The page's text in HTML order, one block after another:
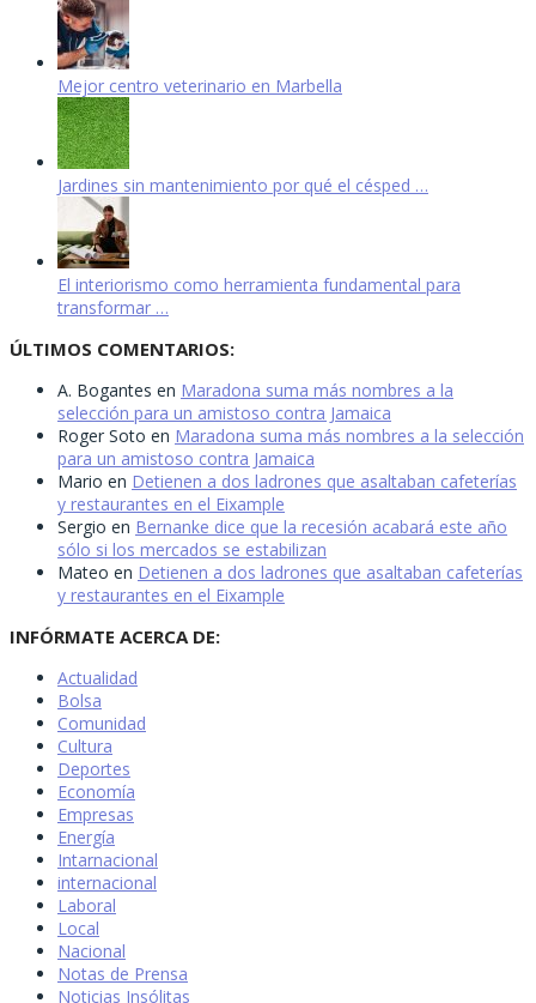
Mejor centro veterinario en Marbella
Jardines sin mantenimiento por qué el césped …
El interiorismo como herramienta fundamental para
transformar …
ÚLTIMOS COMENTARIOS:
A. Bogantes en Maradona suma más nombres a la
selección para un amistoso contra Jamaica
Roger Soto en Maradona suma más nombres a la selección
para un amistoso contra Jamaica
Mario en Detienen a dos ladrones que asaltaban cafeterías
y restaurantes en el Eixample
Sergio en Bernanke dice que la recesión acabará este año
sólo si los mercados se estabilizan
Mateo en Detienen a dos ladrones que asaltaban cafeterías
y restaurantes en el Eixample
INFÓRMATE ACERCA DE:
Actualidad
Bolsa
Comunidad
Cultura
Deportes
Economía
Empresas
Energía
Intarnacional
internacional
Laboral
Local
Nacional
Notas de Prensa
Noticias Insólitas